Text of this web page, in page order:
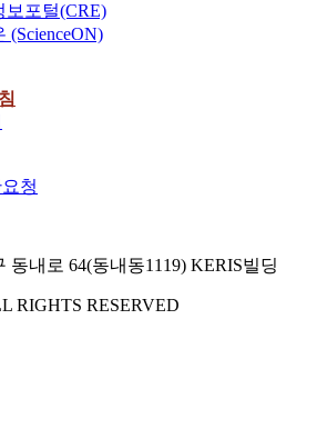
보포털(CRE)
(ScienceON)
청
동내로 64(동내동1119) KERIS빌딩
RIGHTS RESERVED